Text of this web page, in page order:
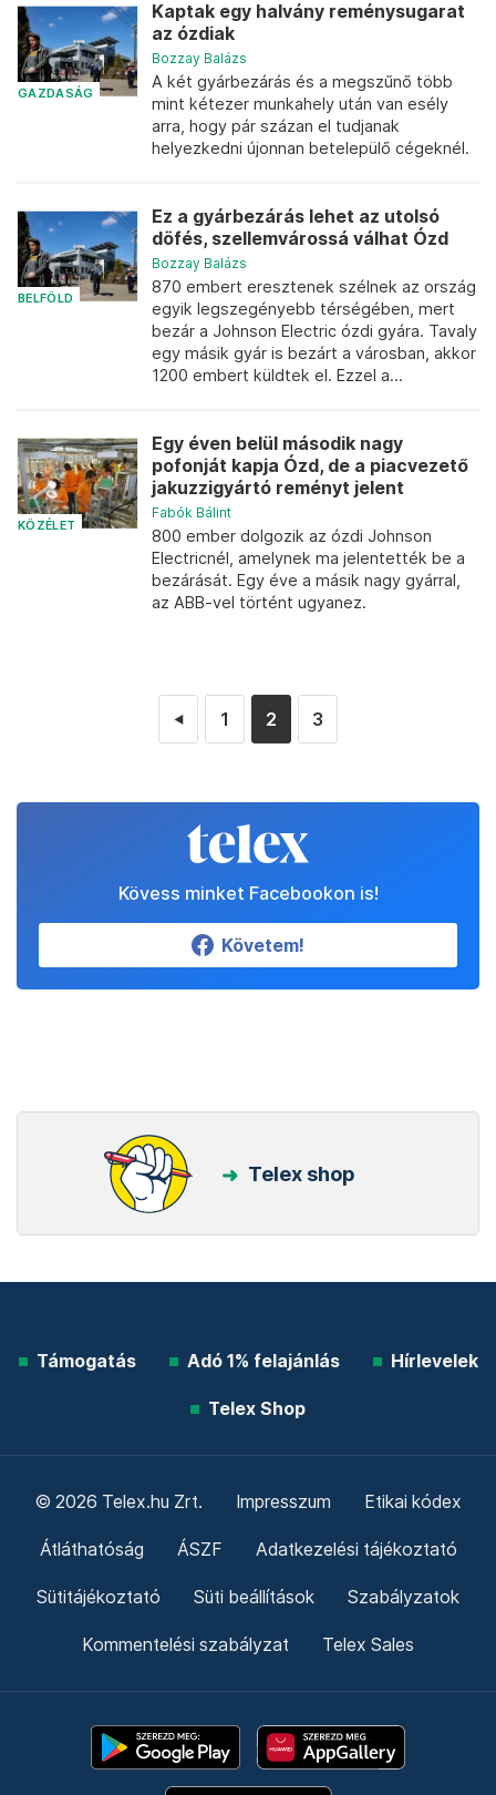
GAZDASÁG
Kaptak egy halvány reménysugarat
az ózdiak
Bozzay Balázs
A két gyárbezárás és a megszűnő több
mint kétezer munkahely után van esély
arra, hogy pár százan el tudjanak
helyezkedni újonnan betelepülő cégeknél.
BELFÖLD
Ez a gyárbezárás lehet az utolsó
döfés, szellemvárossá válhat Ózd
Bozzay Balázs
870 embert eresztenek szélnek az ország
egyik legszegényebb térségében, mert
bezár a Johnson Electric ózdi gyára. Tavaly
egy másik gyár is bezárt a városban, akkor
1200 embert küldtek el. Ezzel a...
KÖZÉLET
Egy éven belül második nagy
pofonját kapja Ózd, de a piacvezető
jakuzzigyártó reményt jelent
Fabók Bálint
800 ember dolgozik az ózdi Johnson
Electricnél, amelynek ma jelentették be a
bezárását. Egy éve a másik nagy gyárral,
az ABB-vel történt ugyanez.
◄ 1 2 3
Kövess minket Facebookon is!
Követem!
Telex shop
Támogatás Adó 1% felajánlás Hírlevelek
Telex Shop
© 2026 Telex.hu Zrt. Impresszum Etikai kódex
Átláthatóság ÁSZF Adatkezelési tájékoztató
Sütitájékoztató Süti beállítások Szabályzatok
Kommentelési szabályzat Telex Sales